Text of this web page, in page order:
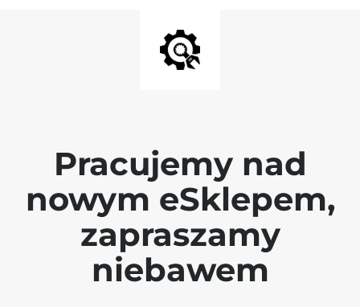
Pracujemy nad
nowym eSklepem,
zapraszamy
niebawem